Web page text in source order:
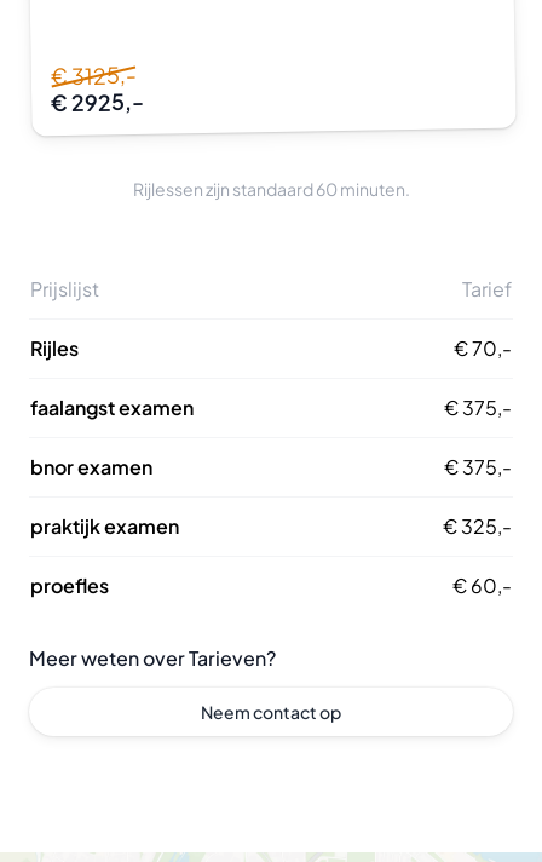
€ 3125,-
€ 2925,-
Rijlessen zijn standaard 60 minuten.
Prijslijst Tarief
Rijles € 70,-
faalangst examen € 375,-
bnor examen € 375,-
praktijk examen € 325,-
proefles € 60,-
Meer weten over Tarieven?
Neem contact op